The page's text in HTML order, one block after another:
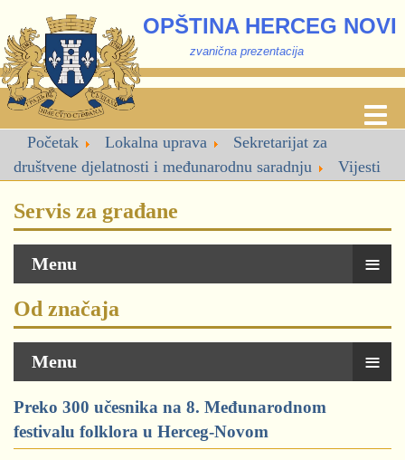
OPŠTINA HERCEG NOVI
zvanična prezentacija
Početak Lokalna uprava
Sekretarijat za
društvene djelatnosti i međunarodnu saradnju
Vijesti
Servis za građane
Menu ≡
Od značaja
Menu ≡
Preko 300 učesnika na 8. Međunarodnom
festivalu folklora u Herceg-Novom